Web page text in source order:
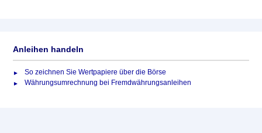
Anleihen handeln
So zeichnen Sie Wertpapiere über die Börse
Währungsumrechnung bei Fremdwährungsanleihen